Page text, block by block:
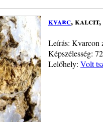
kvarc, kalcit,
Leírás: Kvarcon
Képszélesség:
Lelőhely: Volt